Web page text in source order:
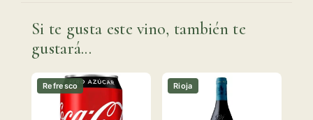
Si te gusta este vino, también te
gustará...
Refresco Rioja